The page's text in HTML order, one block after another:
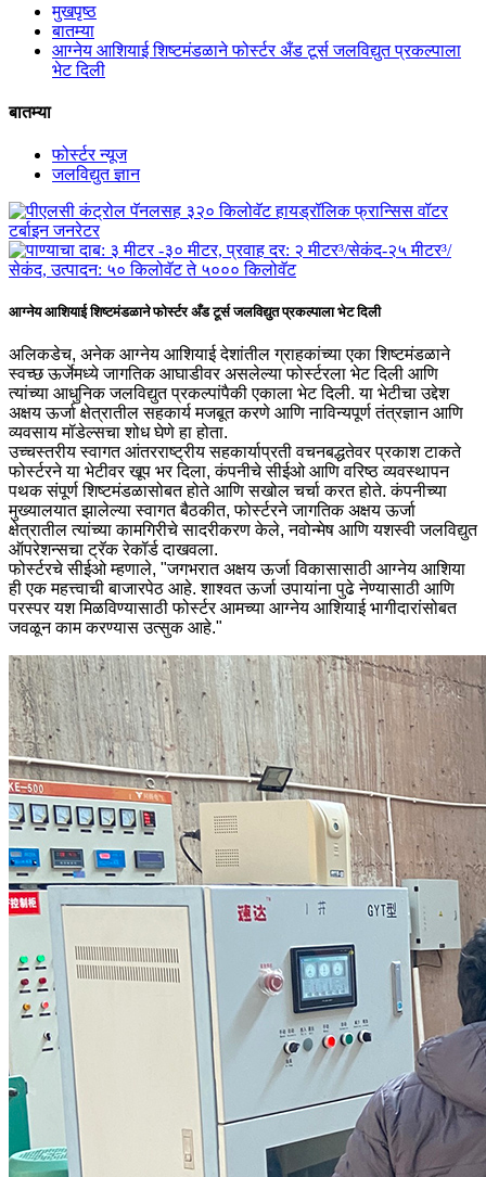
मुखपृष्ठ
बातम्या
आग्नेय आशियाई शिष्टमंडळाने फोर्स्टर अँड टूर्स जलविद्युत प्रकल्पाला
भेट दिली
बातम्या
फोर्स्टर न्यूज
जलविद्युत ज्ञान
आग्नेय आशियाई शिष्टमंडळाने फोर्स्टर अँड टूर्स जलविद्युत प्रकल्पाला भेट दिली
अलिकडेच, अनेक आग्नेय आशियाई देशांतील ग्राहकांच्या एका शिष्टमंडळाने
स्वच्छ ऊर्जेमध्ये जागतिक आघाडीवर असलेल्या फोर्स्टरला भेट दिली आणि
त्यांच्या आधुनिक जलविद्युत प्रकल्पांपैकी एकाला भेट दिली. या भेटीचा उद्देश
अक्षय ऊर्जा क्षेत्रातील सहकार्य मजबूत करणे आणि नाविन्यपूर्ण तंत्रज्ञान आणि
व्यवसाय मॉडेल्सचा शोध घेणे हा होता.
उच्चस्तरीय स्वागत आंतरराष्ट्रीय सहकार्याप्रती वचनबद्धतेवर प्रकाश टाकते
फोर्स्टरने या भेटीवर खूप भर दिला, कंपनीचे सीईओ आणि वरिष्ठ व्यवस्थापन
पथक संपूर्ण शिष्टमंडळासोबत होते आणि सखोल चर्चा करत होते. कंपनीच्या
मुख्यालयात झालेल्या स्वागत बैठकीत, फोर्स्टरने जागतिक अक्षय ऊर्जा
क्षेत्रातील त्यांच्या कामगिरीचे सादरीकरण केले, नवोन्मेष आणि यशस्वी जलविद्युत
ऑपरेशन्सचा ट्रॅक रेकॉर्ड दाखवला.
फोर्स्टरचे सीईओ म्हणाले, "जगभरात अक्षय ऊर्जा विकासासाठी आग्नेय आशिया
ही एक महत्त्वाची बाजारपेठ आहे. शाश्वत ऊर्जा उपायांना पुढे नेण्यासाठी आणि
परस्पर यश मिळविण्यासाठी फोर्स्टर आमच्या आग्नेय आशियाई भागीदारांसोबत
जवळून काम करण्यास उत्सुक आहे."